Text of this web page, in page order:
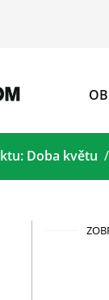
Doba květu